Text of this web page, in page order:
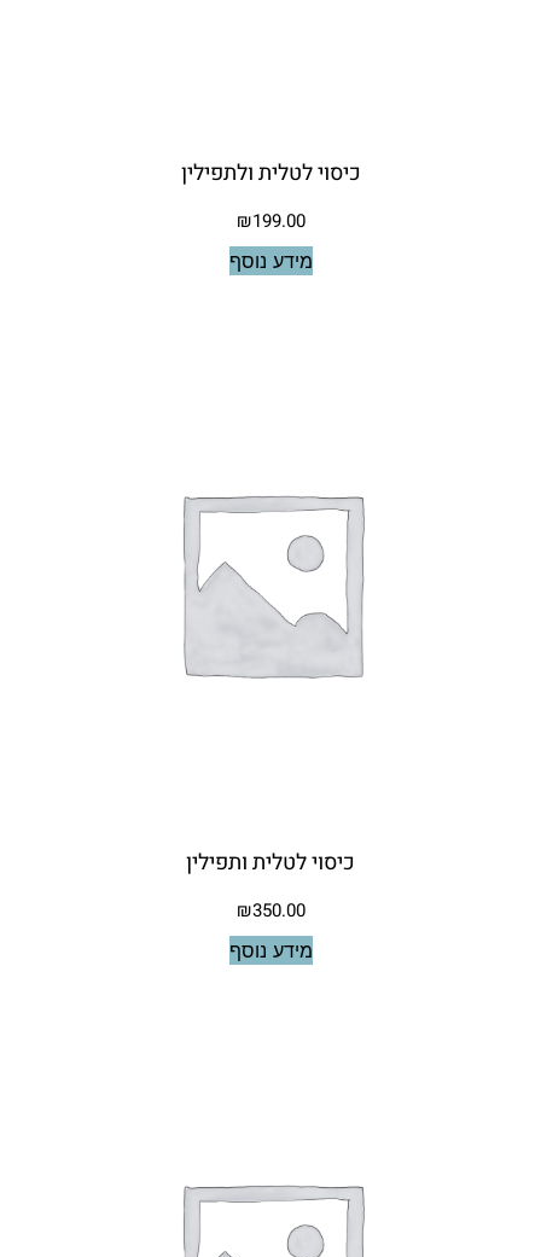
כיסוי לטלית ולתפילין
₪199.00
מידע נוסף
כיסוי לטלית ותפילין
₪350.00
מידע נוסף